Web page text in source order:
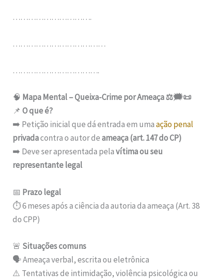
………………………….
………………………………
…………………………….
🧠 Mapa Mental – Queixa-Crime por Ameaça ⚖️🗯️📜
📌O que é?
➡️ Petição inicial que dá entrada em umaação penal
privadacontra o autor deameaça (art. 147 do CP)
➡️ Deve ser apresentada pelavítima ou seu
representante legal
📅 Prazo legal
⏱️ 6 meses após a ciência da autoria da ameaça (Art. 38
do CPP)
🚨 Situações comuns
🗣️ Ameaça verbal, escrita ou eletrônica
⚠️ Tentativas de intimidação, violência psicológica ou